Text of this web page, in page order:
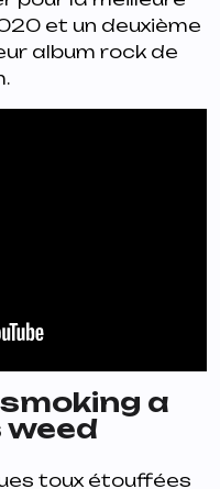
et un deuxième
album rock de
.
a
toux étouffées